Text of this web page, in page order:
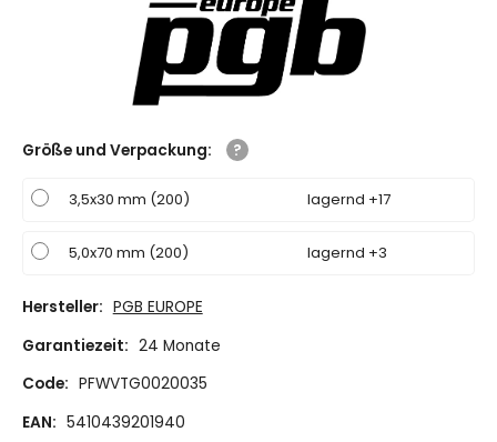
Größe und Verpackung:
3,5x30 mm (200) lagernd +17
5,0x70 mm (200) lagernd +3
Hersteller: PGB EUROPE
Garantiezeit: 24 Monate
Code: PFWVTG0020035
EAN: 5410439201940